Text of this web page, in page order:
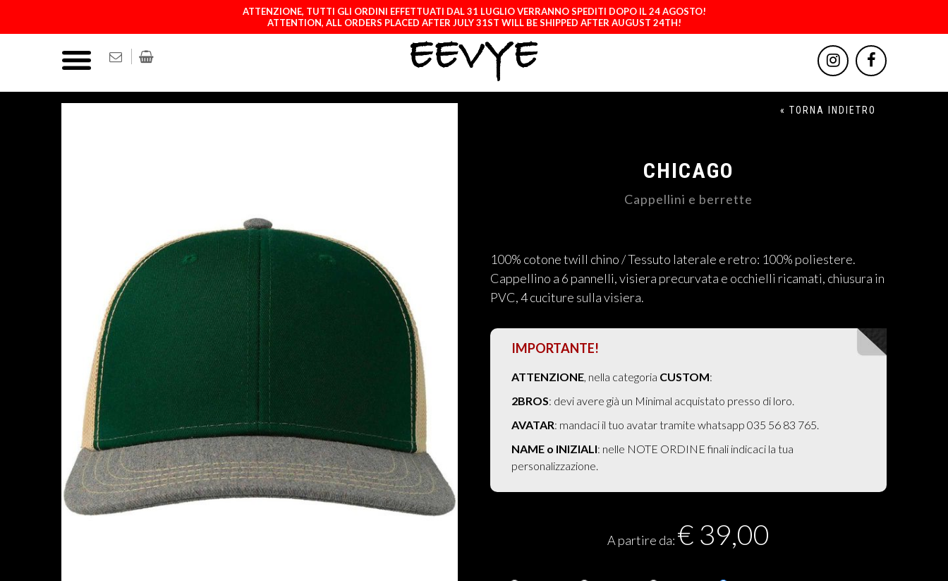
ATTENZIONE, TUTTI GLI ORDINI EFFETTUATI DAL 31 LUGLIO VERRANNO SPEDITI DOPO IL 24 AGOSTO!
ATTENTION, ALL ORDERS PLACED AFTER JULY 31ST WILL BE SHIPPED AFTER AUGUST 24TH!
« TORNA INDIETRO
CHICAGO
Cappellini e berrette
100% cotone twill chino / Tessuto laterale e retro: 100% poliestere.
Cappellino a 6 pannelli, visiera precurvata e occhielli ricamati, chiusura in
PVC, 4 cuciture sulla visiera.
IMPORTANTE!
ATTENZIONE, nella categoria CUSTOM:
2BROS: devi avere già un Minimal acquistato presso di loro.
AVATAR: mandaci il tuo avatar tramite whatsapp 035 56 83 765.
NAME o INIZIALI: nelle NOTE ORDINE finali indicaci la tua
personalizzazione.
A partire da: € 39,00